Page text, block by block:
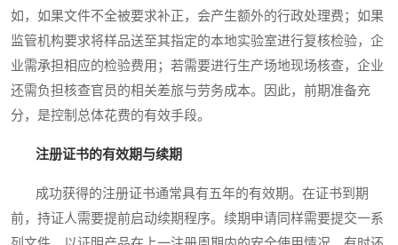
如，如果文件不全被要求补正，会产生额外的行政处理费；如果
监管机构要求将样品送至其指定的本地实验室进行复核检验，企
业需承担相应的检验费用；若需要进行生产场地现场核查，企业
还需负担核查官员的相关差旅与劳务成本。因此，前期准备充
分，是控制总体花费的有效手段。
注册证书的有效期与续期
成功获得的注册证书通常具有五年的有效期。在证书到期
前，持证人需要提前启动续期程序。续期申请同样需要提交一系